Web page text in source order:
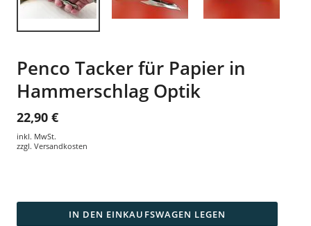
Penco Tacker für Papier in
Hammerschlag Optik
22,90 €
inkl. MwSt.
zzgl. Versandkosten
IN DEN EINKAUFSWAGEN LEGEN